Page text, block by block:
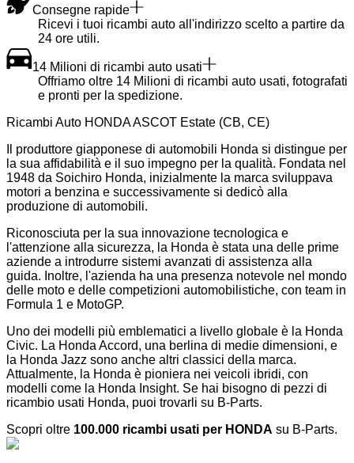
Consegne rapide
Ricevi i tuoi ricambi auto all'indirizzo scelto a partire da
24 ore utili.
14 Milioni di ricambi auto usati
Offriamo oltre 14 Milioni di ricambi auto usati, fotografati
e pronti per la spedizione.
Ricambi Auto HONDA ASCOT Estate (CB, CE)
Il produttore giapponese di automobili Honda si distingue per
la sua affidabilità e il suo impegno per la qualità. Fondata nel
1948 da Soichiro Honda, inizialmente la marca sviluppava
motori a benzina e successivamente si dedicò alla
produzione di automobili.
Riconosciuta per la sua innovazione tecnologica e
l'attenzione alla sicurezza, la Honda è stata una delle prime
aziende a introdurre sistemi avanzati di assistenza alla
guida. Inoltre, l'azienda ha una presenza notevole nel mondo
delle moto e delle competizioni automobilistiche, con team in
Formula 1 e MotoGP.
Uno dei modelli più emblematici a livello globale è la Honda
Civic. La Honda Accord, una berlina di medie dimensioni, e
la Honda Jazz sono anche altri classici della marca.
Attualmente, la Honda è pioniera nei veicoli ibridi, con
modelli come la Honda Insight. Se hai bisogno di pezzi di
ricambio usati Honda, puoi trovarli su B-Parts.
Scopri oltre 100.000 ricambi usati per HONDA su B-Parts.